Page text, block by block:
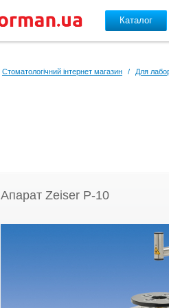
Каталог
Стоматологічний інтернет магазин / Для
Апарат Zeiser P-10